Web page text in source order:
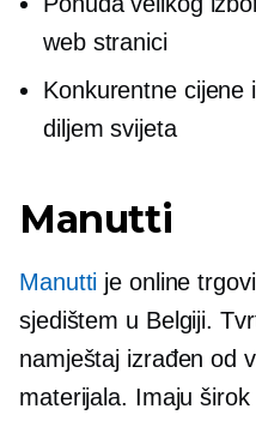
web stranici
Konkurentne cijene
diljem svijeta
Manutti
Manutti je online
sjedištem u Belgiji.
namještaj izrađen od
materijala. Imaju